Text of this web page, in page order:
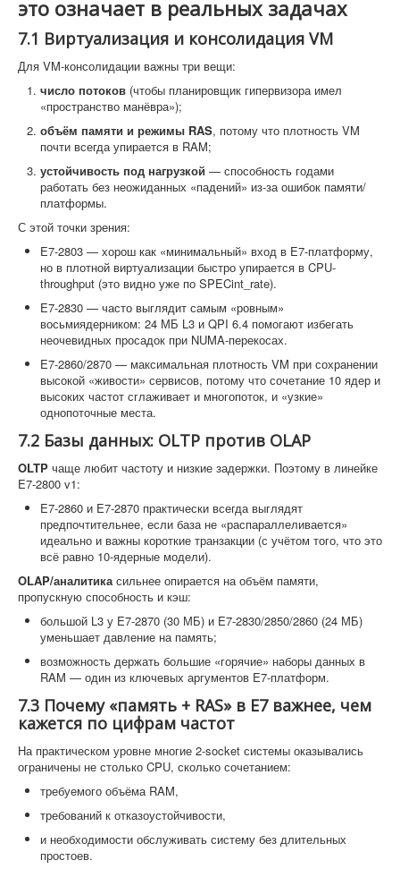
это означает в реальных задачах
7.1 Виртуализация и консолидация VM
Для VM-консолидации важны три вещи:
число потоков (чтобы планировщик гипервизора имел
«пространство манёвра»);
объём памяти и режимы RAS, потому что плотность VM
почти всегда упирается в RAM;
устойчивость под нагрузкой — способность годами
работать без неожиданных «падений» из-за ошибок памяти/
платформы.
С этой точки зрения:
E7-2803 — хорош как «минимальный» вход в E7-платформу,
но в плотной виртуализации быстро упирается в CPU-
throughput (это видно уже по SPECint_rate).
E7-2830 — часто выглядит самым «ровным»
восьмиядерником: 24 МБ L3 и QPI 6.4 помогают избегать
неочевидных просадок при NUMA-перекосах.
E7-2860/2870 — максимальная плотность VM при сохранении
высокой «живости» сервисов, потому что сочетание 10 ядер и
высоких частот сглаживает и многопоток, и «узкие»
однопоточные места.
7.2 Базы данных: OLTP против OLAP
OLTP чаще любит частоту и низкие задержки. Поэтому в линейке
E7-2800 v1:
E7-2860 и E7-2870 практически всегда выглядят
предпочтительнее, если база не «распараллеливается»
идеально и важны короткие транзакции (с учётом того, что это
всё равно 10-ядерные модели).
OLAP/аналитика сильнее опирается на объём памяти,
пропускную способность и кэш:
большой L3 у E7-2870 (30 МБ) и E7-2830/2850/2860 (24 МБ)
уменьшает давление на память;
возможность держать большие «горячие» наборы данных в
RAM — один из ключевых аргументов E7-платформ.
7.3 Почему «память + RAS» в E7 важнее, чем
кажется по цифрам частот
На практическом уровне многие 2-socket системы оказывались
ограничены не столько CPU, сколько сочетанием:
требуемого объёма RAM,
требований к отказоустойчивости,
и необходимости обслуживать систему без длительных
простоев.